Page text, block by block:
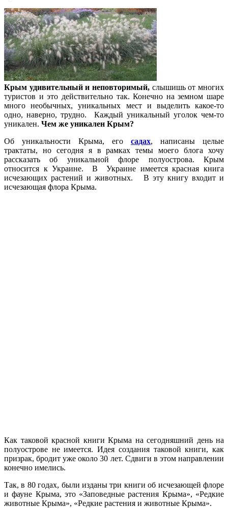
Крым удивительный и неповторимый, слышишь от многих
туристов и это действительно так. Конечно на земном шаре
много необычных, уникальных мест и выделить какое-то
одно, наверно, трудно. Каждый уникальный уголок чем-то
уникален. Чем же уникален Крым?
Об уникальности Крыма, его садах, написаны целые
трактаты, но сегодня я в рамках темы моего блога хочу
рассказать об уникальной флоре полуострова. Крым
относится к Украине. В Украине имеется красная книга
исчезающих растений и животных. В эту книгу входит и
исчезающая флора Крыма.
Как таковой красной книги Крыма на сегодняшний день на
полуострове не имеется. Идея создания таковой книги, как
призрак, бродит уже около 30 лет. Сдвиги в этом направлении
конечно имелись.
Так, в 80 годах, были изданы три книги об исчезающей флоре
и фауне Крыма, это «Заповедные растения Крыма», «Редкие
животные Крыма», «Редкие растения и животные Крыма».